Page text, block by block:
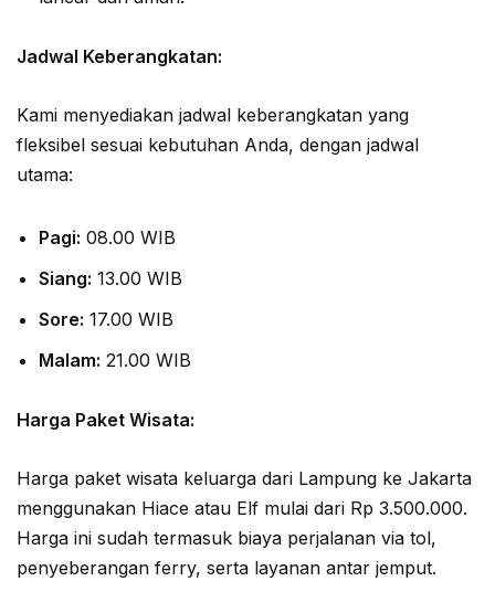
Jadwal Keberangkatan:
Kami menyediakan jadwal keberangkatan yang
fleksibel sesuai kebutuhan Anda, dengan jadwal
utama:
Pagi: 08.00 WIB
Siang: 13.00 WIB
Sore: 17.00 WIB
Malam: 21.00 WIB
Harga Paket Wisata:
Harga paket wisata keluarga dari Lampung ke Jakarta
menggunakan Hiace atau Elf mulai dari Rp 3.500.000.
Harga ini sudah termasuk biaya perjalanan via tol,
penyeberangan ferry, serta layanan antar jemput.